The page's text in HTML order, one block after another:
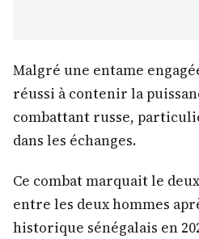
Malgré une entame
réussi à contenir la
combattant russe,
dans les échanges.
Ce combat marquait le
entre les deux hommes
historique sénégalais en